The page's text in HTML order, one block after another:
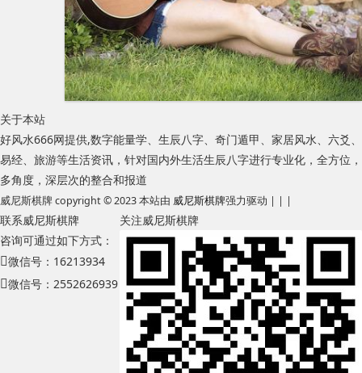
关于本站
好风水666网提供,数字能量学、生辰八字、奇门遁甲、家居风水、六爻、
易经、旅游等生活资讯，针对国内外生活生辰八字进行专业化，全方位，
多角度，深层次的整合和报道
威尼斯棋牌 copyright © 2023 本站由 威尼斯棋牌强力驱动 | | |
联系威尼斯棋牌
咨询可通过如下方式：
微信号：16213934
微信号：2552626939
关注威尼斯棋牌